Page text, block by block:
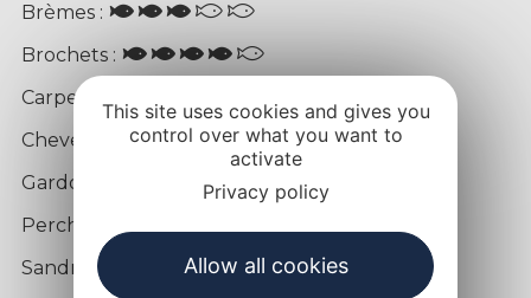
Brèmes :
Brochets :
Carpes :
Chevesnes :
Gardons, Rotengles :
Perches :
Sandres :
This site uses cookies and gives you
control over what you want to
activate
Privacy policy
Allow all cookies